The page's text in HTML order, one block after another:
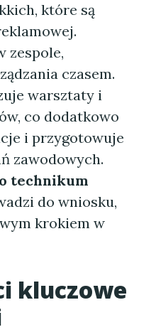
które są
zespole,
czasem.
warsztaty i
co dodatkowo
i przygotowuje
zawodowych.
technikum
do wniosku,
krokiem w
kluczowe